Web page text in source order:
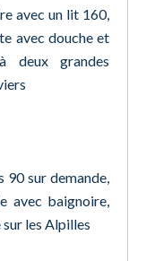
avec un lit 160,
avec douche et
deux grandes
sur demande,
avec baignoire,
les Alpilles